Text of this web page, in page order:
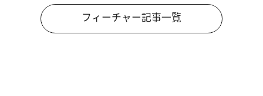
フィーチャー記事一覧